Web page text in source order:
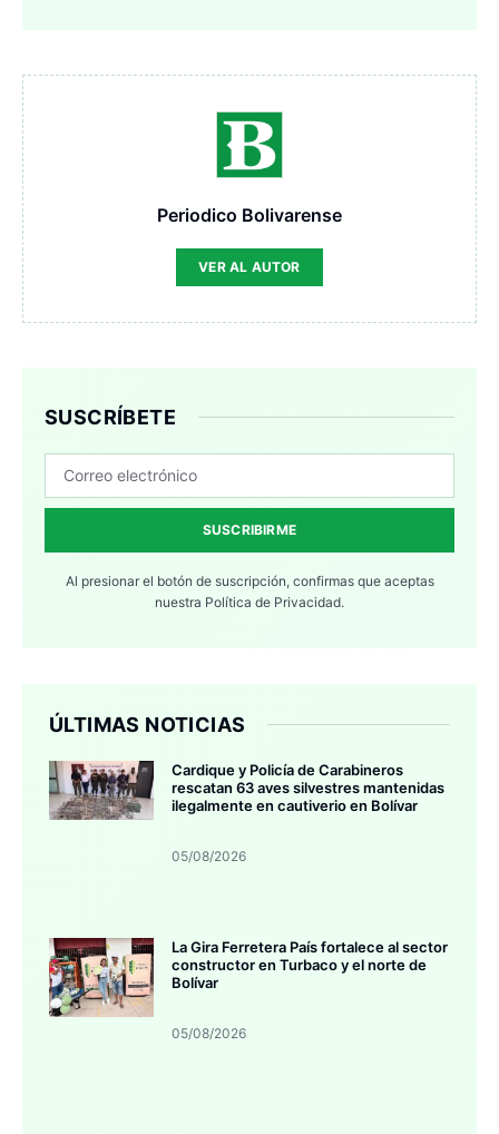
Periodico Bolivarense
VER AL AUTOR
SUSCRÍBETE
SUSCRIBIRME
Al presionar el botón de suscripción, confirmas que aceptas
nuestra Política de Privacidad.
ÚLTIMAS NOTICIAS
Cardique y Policía de Carabineros
rescatan 63 aves silvestres mantenidas
ilegalmente en cautiverio en Bolívar
05/08/2026
La Gira Ferretera País fortalece al sector
constructor en Turbaco y el norte de
Bolívar
05/08/2026